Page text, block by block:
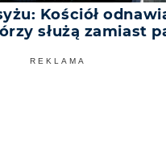
Kościół
służą zamiast
REKLAMA